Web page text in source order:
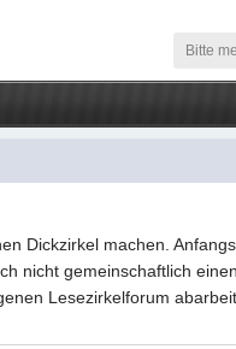
Bitte
Dickzirkel machen.
nicht gemeinschaftlich
Lesezirkelforum